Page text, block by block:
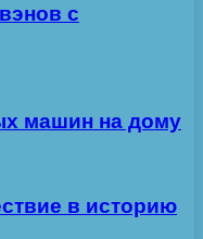
с
машин на дому
в историю